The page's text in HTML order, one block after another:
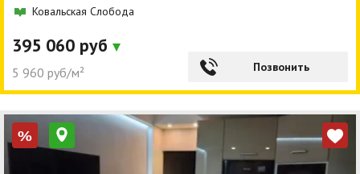
Ковальская Слобода
395 060 руб
5 960 руб/м² Позвонить
%